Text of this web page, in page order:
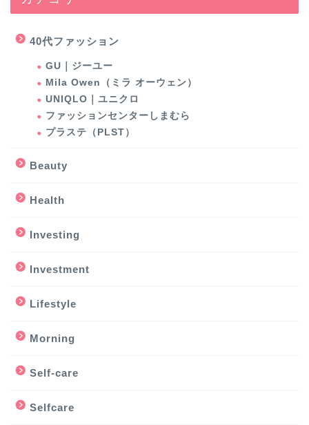
40代ファッション
GU｜ジーユー
Mila Owen（ミラ オーウェン）
UNIQLO｜ユニクロ
ファッションセンターしまむら
プラステ（PLST）
Beauty
Health
Investing
Investment
Lifestyle
Morning
Self-care
Selfcare